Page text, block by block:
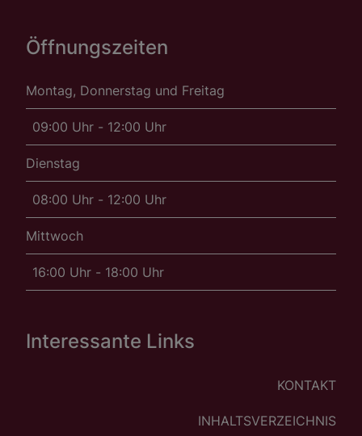
Öffnungszeiten
Montag, Donnerstag und Freitag
09:00 Uhr - 12:00 Uhr
Dienstag
08:00 Uhr - 12:00 Uhr
Mittwoch
16:00 Uhr - 18:00 Uhr
Interessante Links
KONTAKT
INHALTSVERZEICHNIS